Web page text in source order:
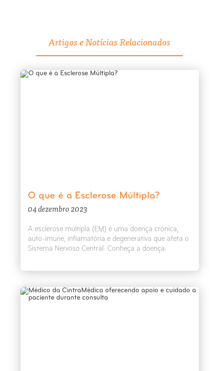
Artigos e Notícias Relacionados
O que é a Esclerose Múltipla?
04 dezembro 2023
A esclerose múltipla (EM) é uma doença crónica,
auto-imune, inflamatória e degenerativa que afeta o
Sistema Nervoso Central. Conheça a doença.